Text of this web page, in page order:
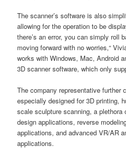
The scanner’s software is also
allowing for the operation to be
there’s an error, you can simply roll
moving forward with no worries,“
works with Windows, Mac, Android
3D scanner software, which only
The company representative further
especially designed for 3D printing,
scale sculpture scanning, a plethora
design applications, reverse
applications, and advanced VR/AR
applications.